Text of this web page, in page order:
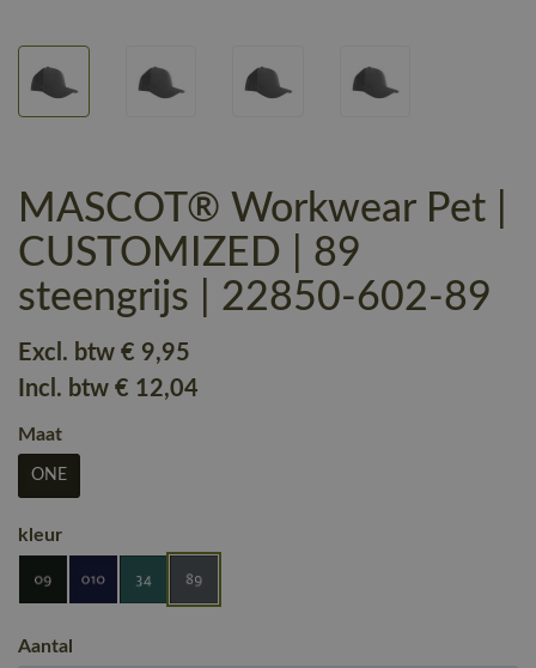
MASCOT® Workwear Pet |
CUSTOMIZED | 89
steengrijs | 22850-602-89
Excl. btw € 9,95
Incl. btw € 12,04
Maat
ONE
kleur
Aantal